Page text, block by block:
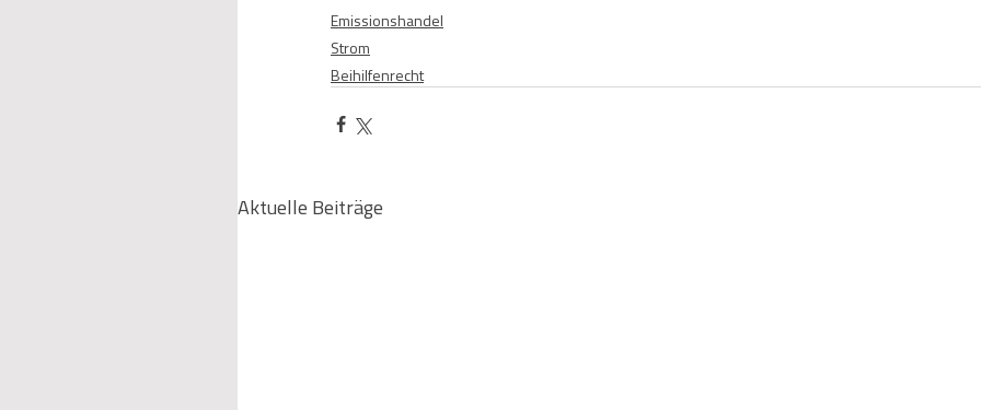
Emissionshandel
Strom
Beihilfenrecht
Aktuelle Beiträge